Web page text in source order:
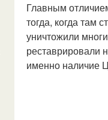
Главным
тогда, когда там
уничтожили
реставрировали
именно наличие